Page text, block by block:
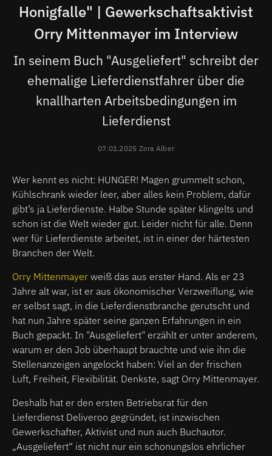
Honigfalle" | Gewerkschaftsaktivist
Orry Mittenmayer im Interview
In seinem Buch "Ausgeliefert" schreibt der
ehemalige Lieferdienstfahrer über die
knallharten Arbeitsbedingungen im
Lieferdienst
07.01.2025 Zora Alber
Wer kennt es nicht: HUNGER! Magen grummelt schon,
Kühlschrank wieder leer, aber alles kein Problem, dafür
gibt’s ja Lieferdienste. Halbe Stunde später klingelts und
schon ist die Welt wieder gut. Leider nicht für alle. Denn
wer für Lieferdienste arbeitet, ist in einer der härtesten
Branchen der Welt.
Orry Mittenmayer weiß das aus erster Hand. Als er 23
Jahre alt war, ist er aus ökonomischer Verzweiflung, wie
er selbst sagt, in die Lieferdienstbranche gerutscht und
hat nun Jahre später seine ganzen Erfahrungen in ein
Buch gepackt. In "Ausgeliefert" erzählt er unter anderem,
warum er den Job überhaupt brauchte und wie ihn die
Stellenanzeigen angelockt haben: Viel an der frischen
Luft, Freiheit, Flexibilität. Denkste, sagt Orry Mittenmayer.
Deshalb hat er den ersten Betriebsrat für den
Lieferdienst Deliveroo gegründet, ist inzwischen
Gewerkschafter, Aktivist und nun auch Buchautor.
„Ausgeliefert“ ist nicht nur ein schonungslos ehrlicher